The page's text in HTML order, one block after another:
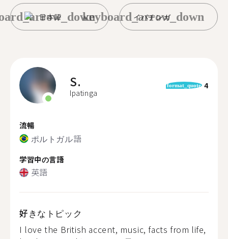
日本語 イパチンガ
keyboard_arrow_down
S.
Ipatinga
format_quote 4
流暢
ポルトガル語
学習中の言語
英語
好きなトピック
I love the British accent, music, facts from life,